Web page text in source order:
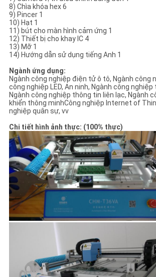
8) Chìa khóa hex 6
9) Pincer 1
10) Hạt 1
11) bút cho màn hình cảm ứng 1
12) Thiết bị cho khay IC 4
13) Mỡ 1
14) Hướng dẫn sử dụng tiếng Anh 1
Ngành ứng dụng:
Ngành công nghiệp điện tử ô tô, Ngành công
công nghiệp LED, An ninh, Ngành công
Ngành công nghiệp thông tin liên lạc, Ngành
khiển thông minhCông nghiệp Internet of
nghiệp quân sự, vv
Chi tiết hình ảnh thực: (100% thực)